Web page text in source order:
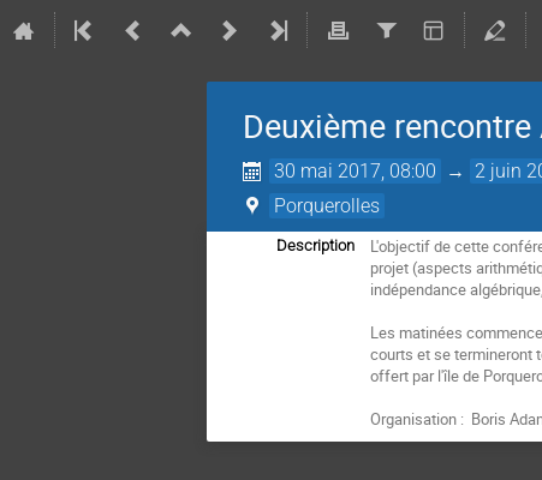
Deuxième rencontre
30 mai 2017, 08:00 → 2 juin
Porquerolles
Description
L'objectif de cette
projet (aspects
indépendance
Les matinées
courts et se termineront
offert par l'île de
Organisation :  Boris